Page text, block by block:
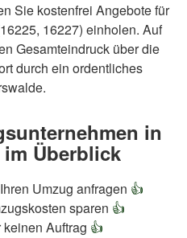
Sie kostenfrei Angebote für
16227) einholen. Auf
Gesamteindruck über die
durch ein ordentliches
in
Überblick
Umzug anfragen 👍
sparen 👍
Auftrag 👍